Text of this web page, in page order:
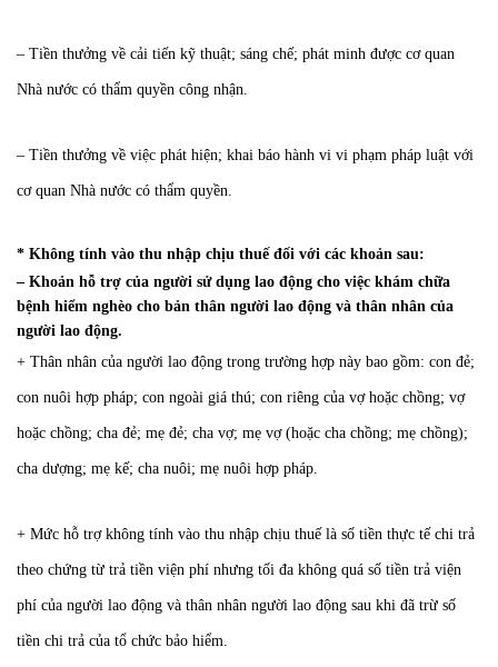
– Tiền thưởng về cải tiến kỹ thuật; sáng chế; phát minh được cơ quan
Nhà nước có thẩm quyền công nhận.
– Tiền thưởng về việc phát hiện; khai báo hành vi vi phạm pháp luật với
cơ quan Nhà nước có thẩm quyền.
* Không tính vào thu nhập chịu thuế đối với các khoản sau:
– Khoản hỗ trợ của người sử dụng lao động cho việc khám chữa
bệnh hiểm nghèo cho bản thân người lao động và thân nhân của
người lao động.
+ Thân nhân của người lao động trong trường hợp này bao gồm: con đẻ;
con nuôi hợp pháp; con ngoài giá thú; con riêng của vợ hoặc chồng; vợ
hoặc chồng; cha đẻ; mẹ đẻ; cha vợ; mẹ vợ (hoặc cha chồng; mẹ chồng);
cha dượng; mẹ kế; cha nuôi; mẹ nuôi hợp pháp.
+ Mức hỗ trợ không tính vào thu nhập chịu thuế là số tiền thực tế chi trả
theo chứng từ trả tiền viện phí nhưng tối đa không quá số tiền trả viện
phí của người lao động và thân nhân người lao động sau khi đã trừ số
tiền chi trả của tổ chức bảo hiểm.